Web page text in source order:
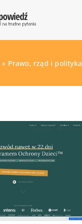
» Prawo, rząd i polityka